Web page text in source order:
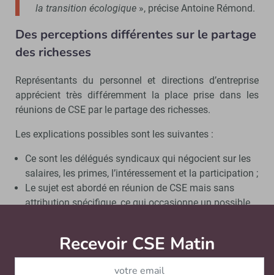
la transition écologique », précise Antoine Rémond.
Des perceptions différentes sur le partage
des richesses
Représentants du personnel et directions d’entreprise
apprécient très différemment la place prise dans les
réunions de CSE par le partage des richesses.
Les explications possibles sont les suivantes :
Ce sont les délégués syndicaux qui négocient sur les
salaires, les primes, l’intéressement et la participation ;
Le sujet est abordé en réunion de CSE mais sans
attribution spécifique, ce qui occasionne un possible
des représentations peuvent différer sur le partage de
la richesse. «Cet écart d’appréciation est encore plus
Recevoir CSE Matin